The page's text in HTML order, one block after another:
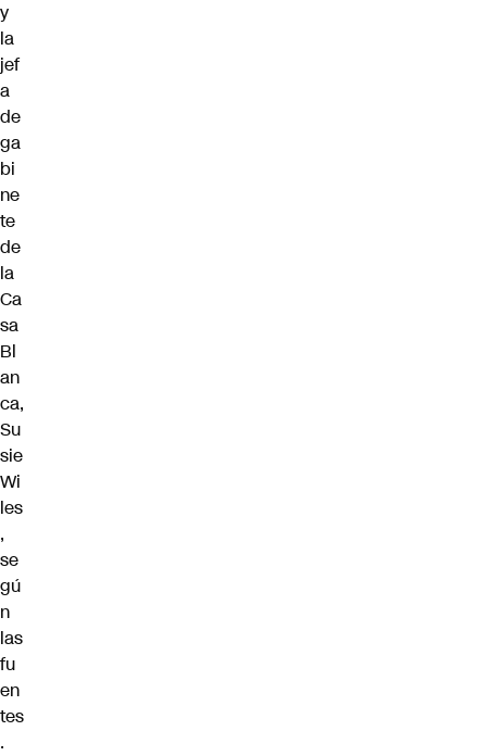
y
la
jef
a
de
ga
bi
ne
te
de
la
Ca
sa
Bl
an
ca,
Su
sie
Wi
les
,
se
gú
n
las
fu
en
tes
.